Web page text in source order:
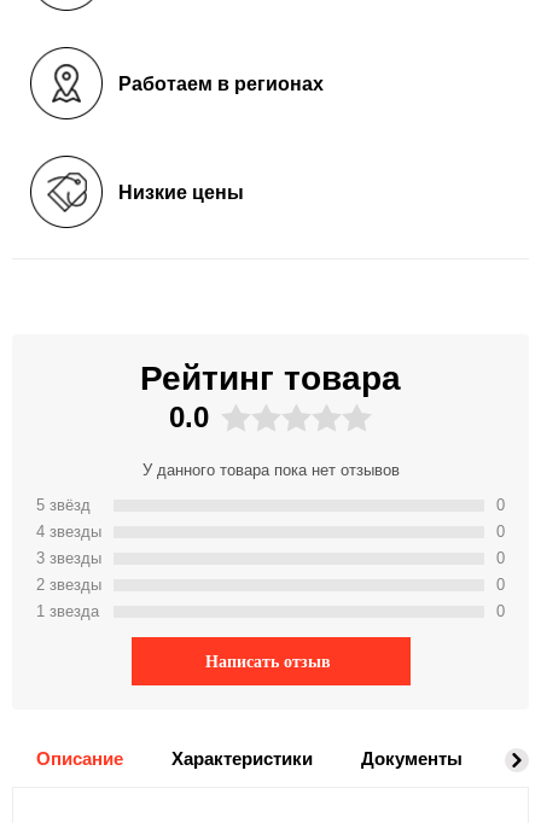
Работаем в регионах
Низкие цены
Рейтинг товара
0.0
У данного товара пока нет отзывов
5 звёзд
4 звeзды
3 звeзды
2 звeзды
1 звeзда
0
0
0
0
0
Написать отзыв
Описание Характеристики Документы